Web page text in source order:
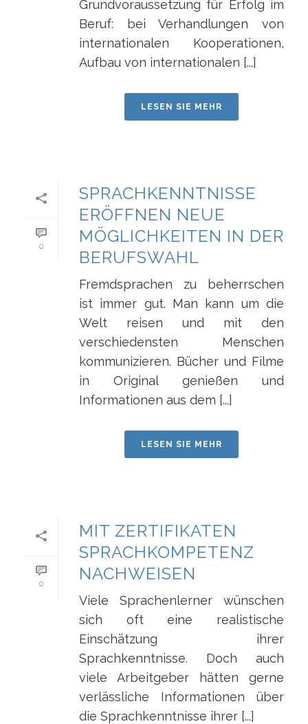
Grundvoraussetzung für Erfolg im
Beruf: bei Verhandlungen von
internationalen Kooperationen,
Aufbau von internationalen [...]
LESEN SIE MEHR
0
SPRACHKENNTNISSE
ERÖFFNEN NEUE
MÖGLICHKEITEN IN DER
BERUFSWAHL
Fremdsprachen zu beherrschen
ist immer gut. Man kann um die
Welt reisen und mit den
verschiedensten Menschen
kommunizieren. Bücher und Filme
in Original genießen und
Informationen aus dem [...]
LESEN SIE MEHR
0
MIT ZERTIFIKATEN
SPRACHKOMPETENZ
NACHWEISEN
Viele Sprachenlerner wünschen
sich oft eine realistische
Einschätzung ihrer
Sprachkenntnisse. Doch auch
viele Arbeitgeber hätten gerne
verlässliche Informationen über
die Sprachkenntnisse ihrer [...]